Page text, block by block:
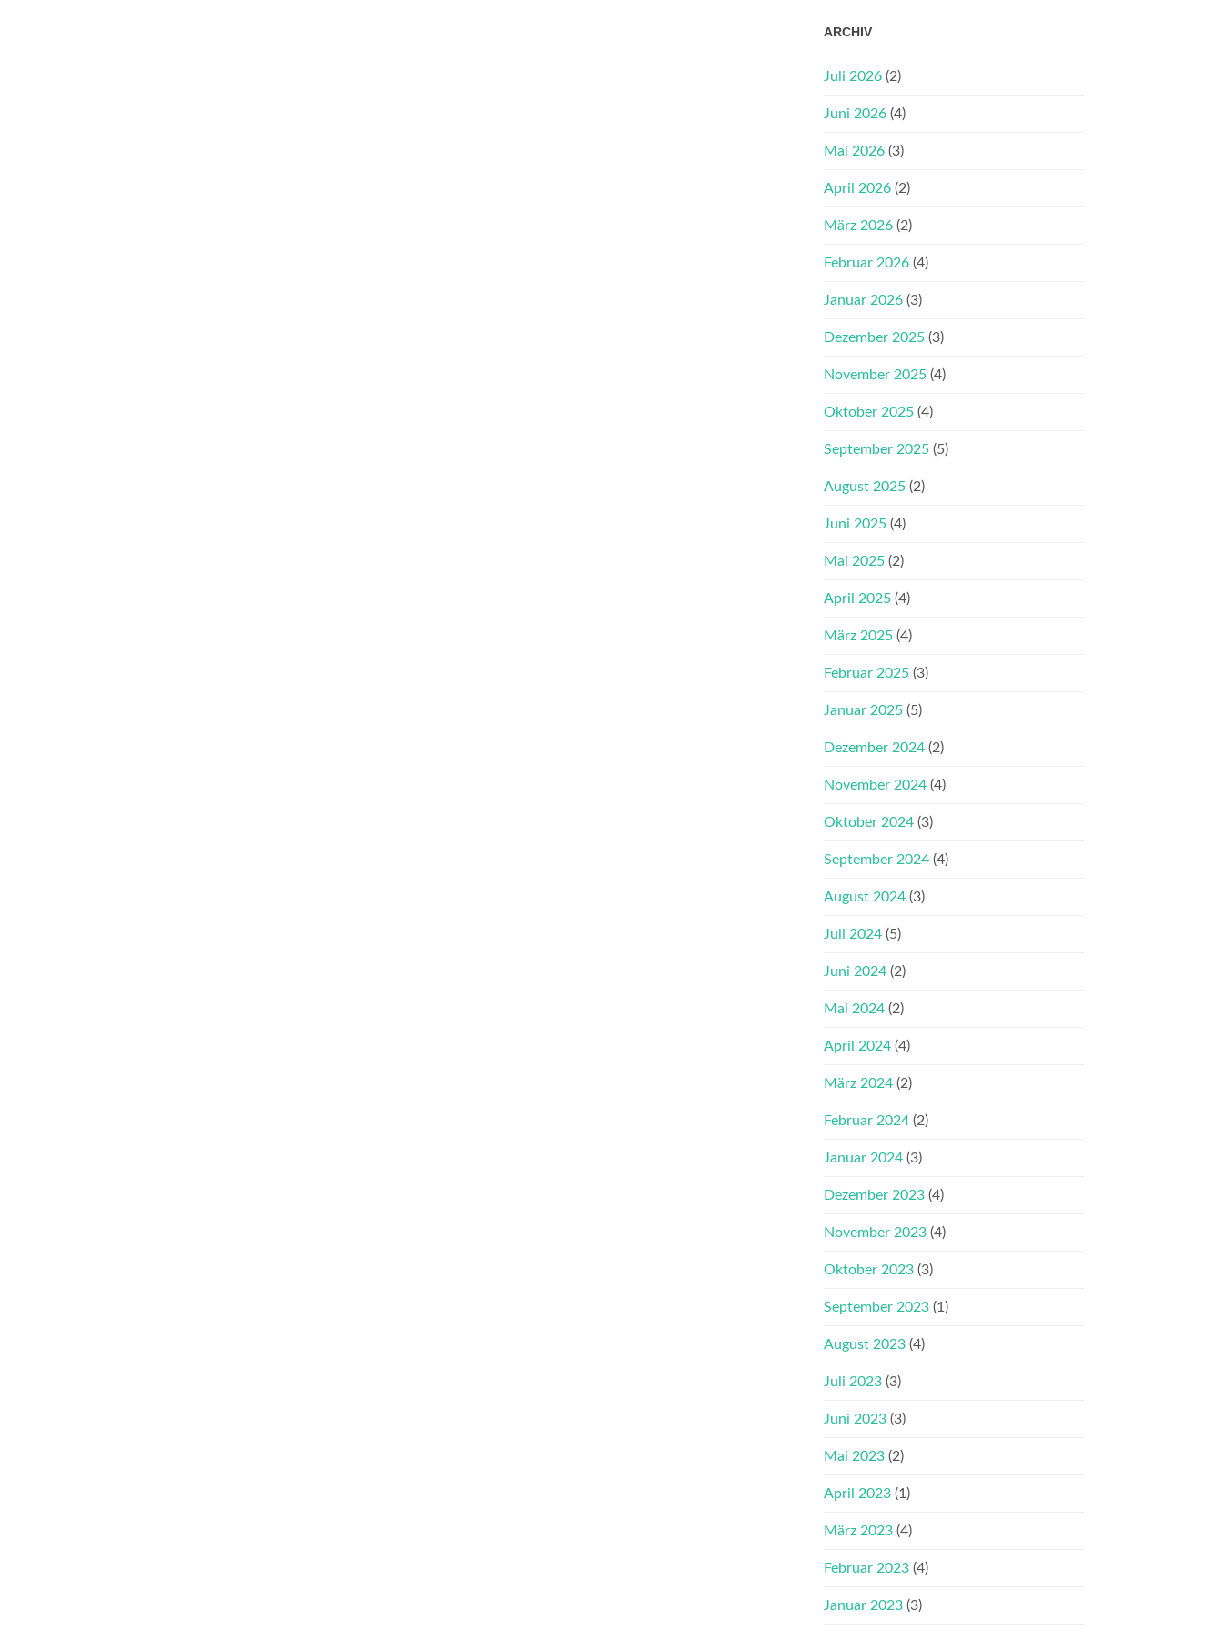
ARCHIV
Juli 2026 (2)
Juni 2026 (4)
Mai 2026 (3)
April 2026 (2)
März 2026 (2)
Februar 2026 (4)
Januar 2026 (3)
Dezember 2025 (3)
November 2025 (4)
Oktober 2025 (4)
September 2025 (5)
August 2025 (2)
Juni 2025 (4)
Mai 2025 (2)
April 2025 (4)
März 2025 (4)
Februar 2025 (3)
Januar 2025 (5)
Dezember 2024 (2)
November 2024 (4)
Oktober 2024 (3)
September 2024 (4)
August 2024 (3)
Juli 2024 (5)
Juni 2024 (2)
Mai 2024 (2)
April 2024 (4)
März 2024 (2)
Februar 2024 (2)
Januar 2024 (3)
Dezember 2023 (4)
November 2023 (4)
Oktober 2023 (3)
September 2023 (1)
August 2023 (4)
Juli 2023 (3)
Juni 2023 (3)
Mai 2023 (2)
April 2023 (1)
März 2023 (4)
Februar 2023 (4)
Januar 2023 (3)